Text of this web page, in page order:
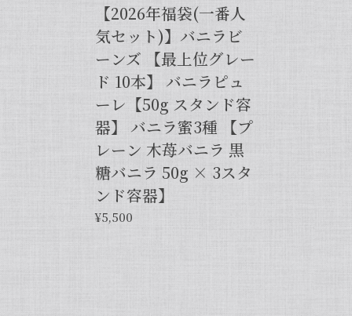
プリンをよく作るので購入しました。 今までは安価
なバニラエッセンスを仕方なく使っていました。 バ
ニラビーンズは手間がかかるし、バニラペーストは添
加物入っているし… 色々調べているうちに、無添加
のこちらの商品に辿り着きました。 やはり本物は違
いますね！ プリンだけでなくクッキーやマフィン等
にも使って楽しんでます♪
この度は当店をご利用いただきまして、
誠にありがとうございます！完全無添
加・バニラピューレを気に入ってくださ
り、大変嬉しく思います。こちらの商品
【2026年福袋(一番人
気セット)】バニラビ
ーンズ 【最上位グレー
ド 10本】 バニラピュ
ーレ【50g スタンド容
器】 バニラ蜜3種 【プ
レーン 木苺バニラ 黒
糖バニラ 50g × 3スタ
ンド容器】
¥5,500